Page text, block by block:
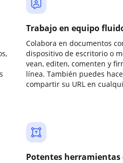
Trabajo en equipo
Colabora en documentos
dispositivo de escritorio o
vean, editen, comenten y
línea. También puedes
compartir su URL en
Potentes herramientas